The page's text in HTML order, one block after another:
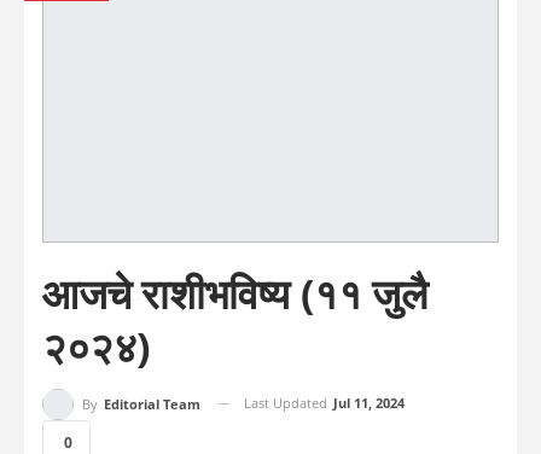
आजचे राशीभविष्य (११ जुलै
२०२४)
By Editorial Team Last Updated Jul 11, 2024
0